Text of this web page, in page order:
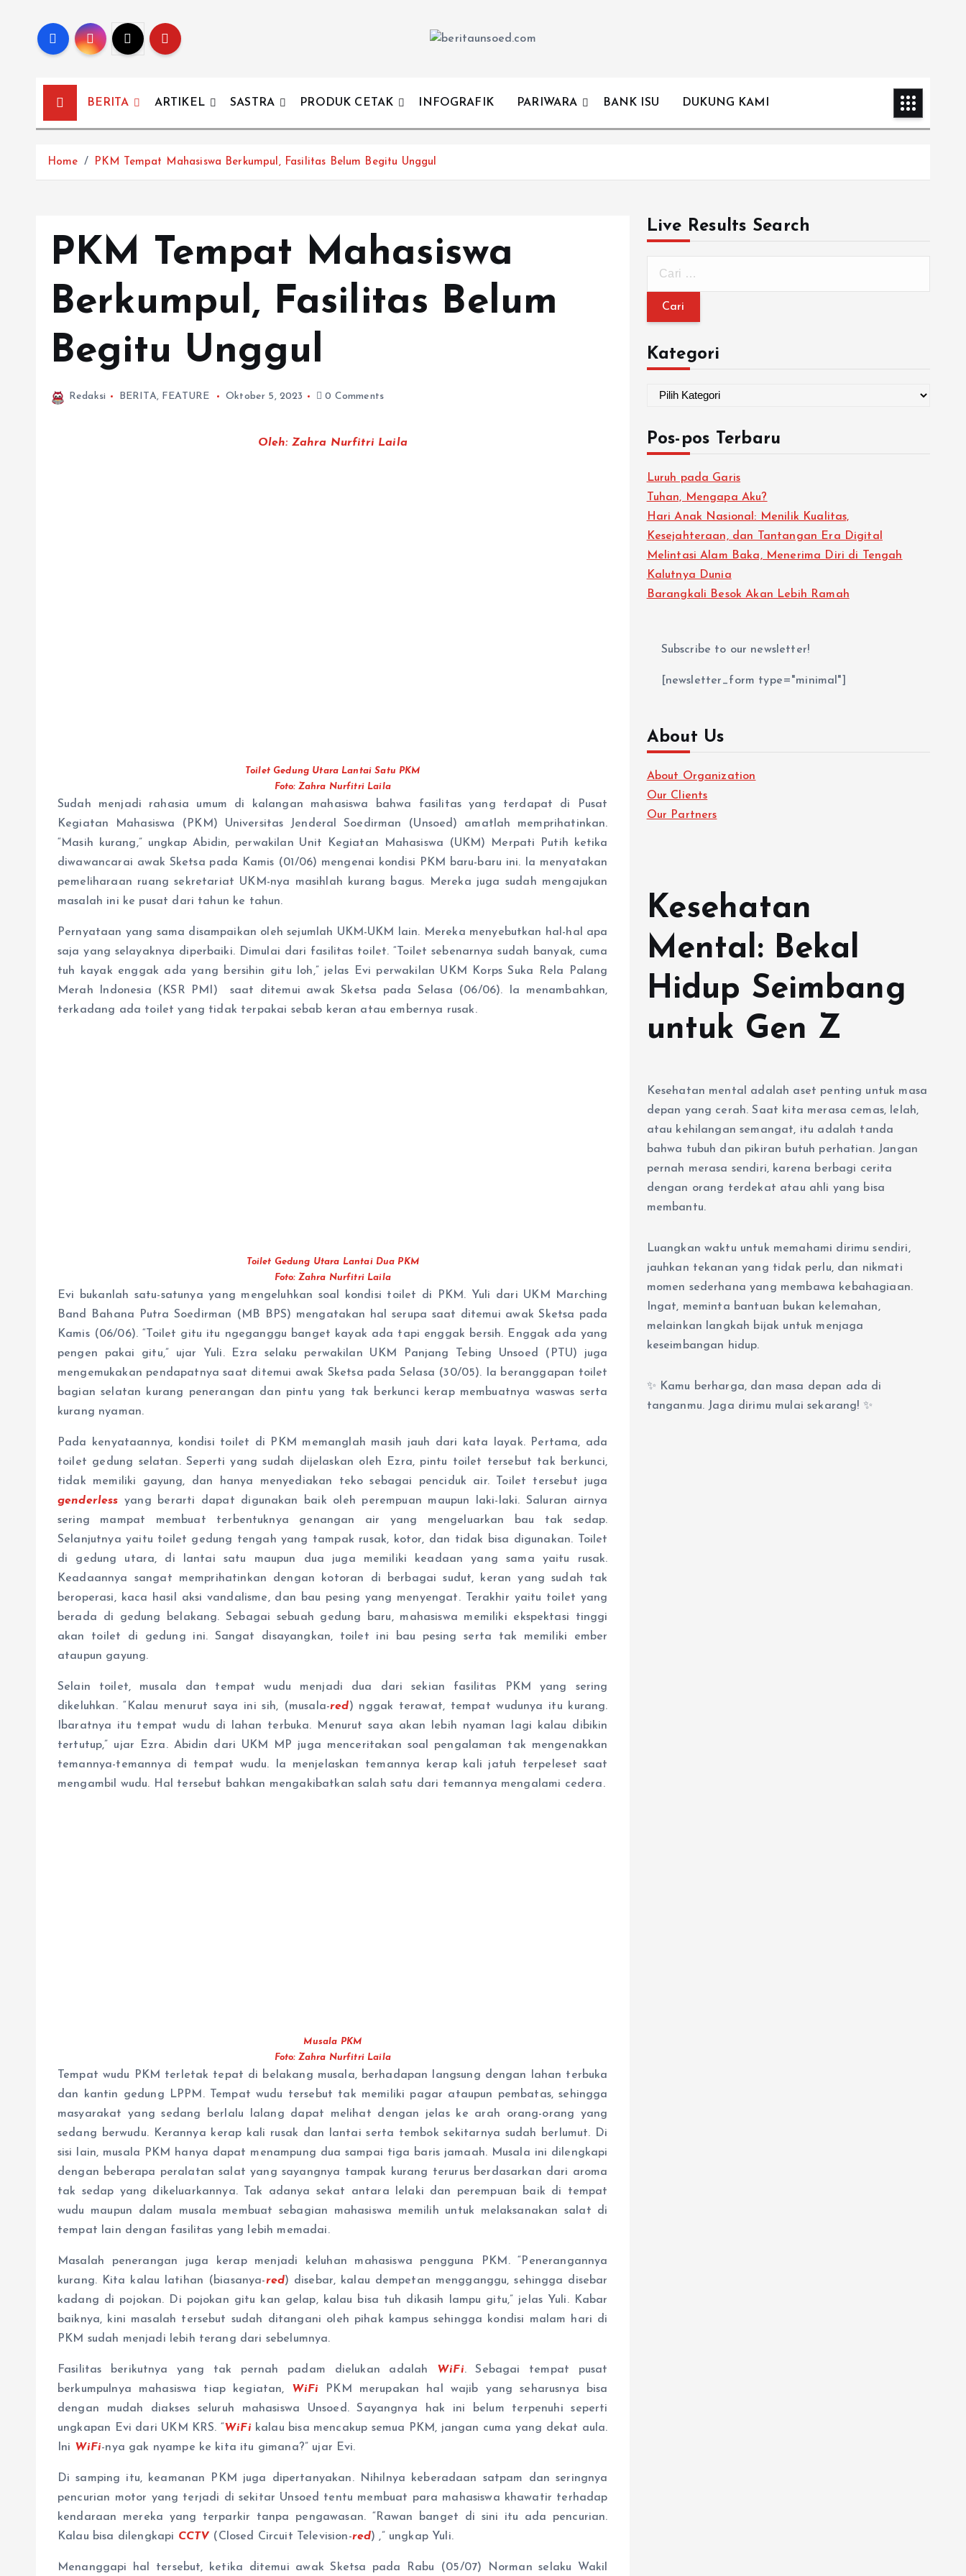
BERITA ARTIKEL SASTRA PRODUK CETAK INFOGRAFIK PARIWARA BANK ISU DUKUNG KAMI
Home PKM Tempat Mahasiswa Berkumpul, Fasilitas Belum Begitu Unggul
PKM Tempat Mahasiswa
Berkumpul, Fasilitas Belum
Begitu Unggul
Redaksi BERITA, FEATURE Oktober 5, 2023 0 Comments
Oleh: Zahra Nurfitri Laila
Toilet Gedung Utara Lantai Satu PKM
Foto: Zahra Nurfitri Laila
Sudah menjadi rahasia umum di kalangan mahasiswa bahwa fasilitas yang terdapat di Pusat
Kegiatan Mahasiswa (PKM) Universitas Jenderal Soedirman (Unsoed) amatlah memprihatinkan.
“Masih kurang,” ungkap Abidin, perwakilan Unit Kegiatan Mahasiswa (UKM) Merpati Putih ketika
diwawancarai awak Sketsa pada Kamis (01/06) mengenai kondisi PKM baru-baru ini. Ia menyatakan
pemeliharaan ruang sekretariat UKM-nya masihlah kurang bagus. Mereka juga sudah mengajukan
masalah ini ke pusat dari tahun ke tahun.
Pernyataan yang sama disampaikan oleh sejumlah UKM-UKM lain. Mereka menyebutkan hal-hal apa
saja yang selayaknya diperbaiki. Dimulai dari fasilitas toilet. “Toilet sebenarnya sudah banyak, cuma
tuh kayak enggak ada yang bersihin gitu loh,” jelas Evi perwakilan UKM Korps Suka Rela Palang
Merah Indonesia (KSR PMI) saat ditemui awak Sketsa pada Selasa (06/06). Ia menambahkan,
terkadang ada toilet yang tidak terpakai sebab keran atau embernya rusak.
Toilet Gedung Utara Lantai Dua PKM
Foto: Zahra Nurfitri Laila
Evi bukanlah satu-satunya yang mengeluhkan soal kondisi toilet di PKM. Yuli dari UKM Marching
Band Bahana Putra Soedirman (MB BPS) mengatakan hal serupa saat ditemui awak Sketsa pada
Kamis (06/06). “Toilet gitu itu ngeganggu banget kayak ada tapi enggak bersih. Enggak ada yang
pengen pakai gitu,” ujar Yuli. Ezra selaku perwakilan UKM Panjang Tebing Unsoed (PTU) juga
mengemukakan pendapatnya saat ditemui awak Sketsa pada Selasa (30/05). Ia beranggapan toilet
bagian selatan kurang penerangan dan pintu yang tak berkunci kerap membuatnya waswas serta
kurang nyaman.
Pada kenyataannya, kondisi toilet di PKM memanglah masih jauh dari kata layak. Pertama, ada
toilet gedung selatan. Seperti yang sudah dijelaskan oleh Ezra, pintu toilet tersebut tak berkunci,
tidak memiliki gayung, dan hanya menyediakan teko sebagai penciduk air. Toilet tersebut juga
genderlessyang berarti dapat digunakan baik oleh perempuan maupun laki-laki. Saluran airnya
sering mampat membuat terbentuknya genangan air yang mengeluarkan bau tak sedap.
Selanjutnya yaitu toilet gedung tengah yang tampak rusak, kotor, dan tidak bisa digunakan. Toilet
di gedung utara, di lantai satu maupun dua juga memiliki keadaan yang sama yaitu rusak.
Keadaannya sangat memprihatinkan dengan kotoran di berbagai sudut, keran yang sudah tak
beroperasi, kaca hasil aksi vandalisme, dan bau pesing yang menyengat. Terakhir yaitu toilet yang
berada di gedung belakang. Sebagai sebuah gedung baru, mahasiswa memiliki ekspektasi tinggi
akan toilet di gedung ini. Sangat disayangkan, toilet ini bau pesing serta tak memiliki ember
ataupun gayung.
Selain toilet, musala dan tempat wudu menjadi dua dari sekian fasilitas PKM yang sering
dikeluhkan. “Kalau menurut saya ini sih, (musala-red) nggak terawat, tempat wudunya itu kurang.
Ibaratnya itu tempat wudu di lahan terbuka. Menurut saya akan lebih nyaman lagi kalau dibikin
tertutup,” ujar Ezra. Abidin dari UKM MP juga menceritakan soal pengalaman tak mengenakkan
temannya-temannya di tempat wudu. Ia menjelaskan temannya kerap kali jatuh terpeleset saat
mengambil wudu. Hal tersebut bahkan mengakibatkan salah satu dari temannya mengalami cedera.
Musala PKM
Foto: Zahra Nurfitri Laila
Tempat wudu PKM terletak tepat di belakang musala, berhadapan langsung dengan lahan terbuka
dan kantin gedung LPPM. Tempat wudu tersebut tak memiliki pagar ataupun pembatas, sehingga
masyarakat yang sedang berlalu lalang dapat melihat dengan jelas ke arah orang-orang yang
sedang berwudu. Kerannya kerap kali rusak dan lantai serta tembok sekitarnya sudah berlumut. Di
sisi lain, musala PKM hanya dapat menampung dua sampai tiga baris jamaah. Musala ini dilengkapi
dengan beberapa peralatan salat yang sayangnya tampak kurang terurus berdasarkan dari aroma
tak sedap yang dikeluarkannya. Tak adanya sekat antara lelaki dan perempuan baik di tempat
wudu maupun dalam musala membuat sebagian mahasiswa memilih untuk melaksanakan salat di
tempat lain dengan fasilitas yang lebih memadai.
Masalah penerangan juga kerap menjadi keluhan mahasiswa pengguna PKM. “Penerangannya
kurang. Kita kalau latihan (biasanya-red) disebar, kalau dempetan mengganggu, sehingga disebar
kadang di pojokan. Di pojokan gitu kan gelap, kalau bisa tuh dikasih lampu gitu,” jelas Yuli. Kabar
baiknya, kini masalah tersebut sudah ditangani oleh pihak kampus sehingga kondisi malam hari di
PKM sudah menjadi lebih terang dari sebelumnya.
Fasilitas berikutnya yang tak pernah padam dielukan adalah WiFi. Sebagai tempat pusat
berkumpulnya mahasiswa tiap kegiatan,
WiFi
PKM merupakan hal wajib yang seharusnya bisa
dengan mudah diakses seluruh mahasiswa Unsoed. Sayangnya hak ini belum terpenuhi seperti
ungkapan Evi dari UKM KRS. “WiFi kalau bisa mencakup semua PKM, jangan cuma yang dekat aula.
Ini WiFi-nya gak nyampe ke kita itu gimana?” ujar Evi.
Di samping itu, keamanan PKM juga dipertanyakan. Nihilnya keberadaan satpam dan seringnya
pencurian motor yang terjadi di sekitar Unsoed tentu membuat para mahasiswa khawatir terhadap
kendaraan mereka yang terparkir tanpa pengawasan. “Rawan banget di sini itu ada pencurian.
Kalau bisa dilengkapi CCTV (Closed Circuit Television-red) ,” ungkap Yuli.
Menanggapi hal tersebut, ketika ditemui awak Sketsa pada Rabu (05/07) Norman selaku Wakil
Live Results Search
Kategori
Pos-pos Terbaru
Luruh pada Garis
Tuhan, Mengapa Aku?
Hari Anak Nasional: Menilik Kualitas,
Kesejahteraan, dan Tantangan Era Digital
Melintasi Alam Baka, Menerima Diri di Tengah
Kalutnya Dunia
Barangkali Besok Akan Lebih Ramah
Subscribe to our newsletter!
[newsletter_form type="minimal"]
About Us
About Organization
Our Clients
Our Partners
Kesehatan
Mental: Bekal
Hidup Seimbang
untuk Gen Z
Kesehatan mental adalah aset penting untuk masa
depan yang cerah. Saat kita merasa cemas, lelah,
atau kehilangan semangat, itu adalah tanda
bahwa tubuh dan pikiran butuh perhatian. Jangan
pernah merasa sendiri, karena berbagi cerita
dengan orang terdekat atau ahli yang bisa
membantu.
Luangkan waktu untuk memahami dirimu sendiri,
jauhkan tekanan yang tidak perlu, dan nikmati
momen sederhana yang membawa kebahagiaan.
Ingat, meminta bantuan bukan kelemahan,
melainkan langkah bijak untuk menjaga
keseimbangan hidup.
✨ Kamu berharga, dan masa depan ada di
tanganmu. Jaga dirimu mulai sekarang! ✨